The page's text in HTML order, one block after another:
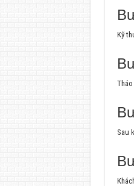
Kỹ
Sau